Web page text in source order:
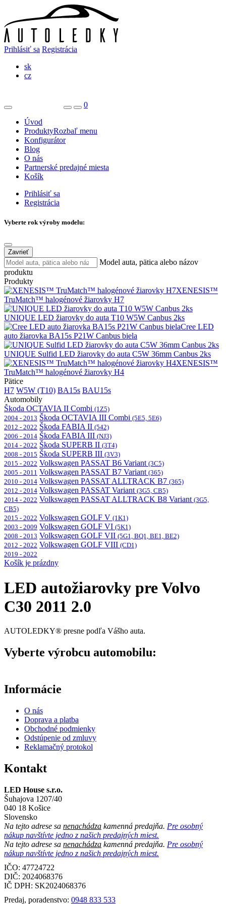
Prihlásiť sa Registrácia
sk
cz
0
Úvod
ProduktyRozbaľ menu
Konfigurátor
Blog
O nás
Partnerské predajné miesta
Košík
Prihlásiť sa
Registrácia
Vyberte rok výroby modelu:
Zavrieť
Model auta, pätica alebo názov
produktu
Produkty
XENESIS™
TruMatch™ halogénové žiarovky H7
UNIQUE LED žiarovky do auta T10 W5W Canbus 2ks
Cree LED
auto žiarovka BA15s P21W Canbus biela
UNIQUE Sulfid LED žiarovky do auta C5W 36mm Canbus 2ks
XENESIS™
TruMatch™ halogénové žiarovky H4
Pätice
H7 W5W (T10) BA15s BAU15s
Automobily
Škoda OCTAVIA II Combi (1Z5)
2004 - 2013 Škoda OCTAVIA III Combi (5E5, 5E6)
2012 - 2022 Škoda FABIA II (542)
2006 - 2014 Škoda FABIA III (NJ3)
2014 - 2022 Škoda SUPERB II (3T4)
2008 - 2015 Škoda SUPERB III (3V3)
2015 - 2022 Volkswagen PASSAT B6 Variant (3C5)
2005 - 2011 Volkswagen PASSAT B7 Variant (365)
2010 - 2014 Volkswagen PASSAT ALLTRACK B7 (365)
2012 - 2014 Volkswagen PASSAT Variant (3G5, CB5)
2014 - 2022 Volkswagen PASSAT ALLTRACK B8 Variant (3G5,
CB5)
2015 - 2022 Volkswagen GOLF V (1K1)
2003 - 2009 Volkswagen GOLF VI (5K1)
2008 - 2013 Volkswagen GOLF VII (5G1, BQ1, BE1, BE2)
2012 - 2022 Volkswagen GOLF VIII (CD1)
2019 - 2022
Košík je prázdny
LED autožiarovky pre Volvo
C30 2011 2.0
AUTOLEDKY® presne podľa Vášho auta.
Vyberte výrobcu automobilu:
Informácie
O nás
Doprava a platba
Obchodné podmienky
Odstúpenie od zmluvy
Reklamačný protokol
Kontakt
LED House s.r.o.
Šuhajova 1207/40
040 18 Košice
Slovensko
Na tejto adrese sa nenachádza kamenná predajňa. Pre osobný
nákup navštívte jedno z našich predajných miest.
Na tejto adrese sa nenachádza kamenná predajňa. Pre osobný
nákup navštívte jedno z našich predajných miest.
IČO: 47724722
DIČ: 2024068376
IČ DPH: SK2024068376
Predaj, poradenstvo: 0948 833 533